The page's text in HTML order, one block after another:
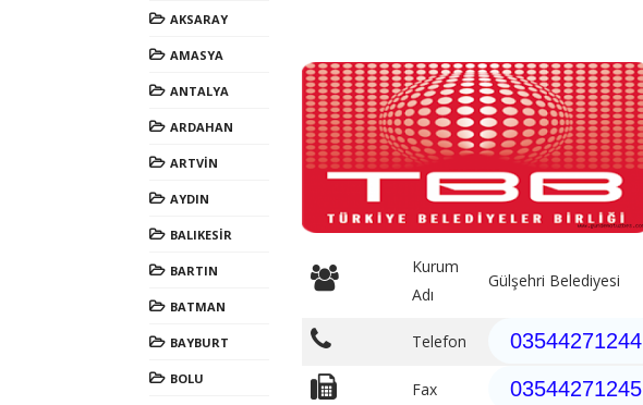
AKSARAY
AMASYA
ANTALYA
ARDAHAN
ARTVİN
AYDIN
BALIKESİR
BARTIN
BATMAN
BAYBURT
BOLU
Kurum
Adı
Gülşehri Belediyesi
Telefon 03544271244
Fax 03544271245